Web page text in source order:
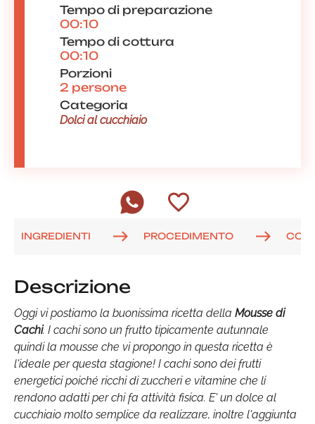
Tempo di preparazione
00:10
Tempo di cottura
00:10
Porzioni
2 persone
Categoria
Dolci al cucchiaio
INGREDIENTI PROCEDIMENTO
Descrizione
Oggi vi postiamo la buonissima ricetta della Mousse di
Cachi. I cachi sono un frutto tipicamente autunnale
quindi la mousse che vi propongo in questa ricetta è
l'ideale per questa stagione! I cachi sono dei frutti
energetici poiché ricchi di zuccheri e vitamine che li
rendono adatti per chi fa attività fisica. E' un dolce al
cucchiaio molto semplice da realizzare, inoltre l'aggiunta